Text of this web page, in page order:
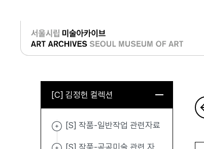
로그인
[C] 김정헌 컬렉션
[S] 작품-일반작업 관련자료
[S] 작품-공공미술 관련 자